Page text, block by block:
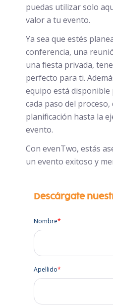
puedas utilizar solo
valor a tu evento.
Ya sea que estés
conferencia, una
una fiesta privada,
perfecto para ti.
equipo está disponible
cada paso del proceso,
planificación hasta la
evento.
Con evenTwo, estás
un evento exitoso y
Descárgate
Nombre*
Apellido*